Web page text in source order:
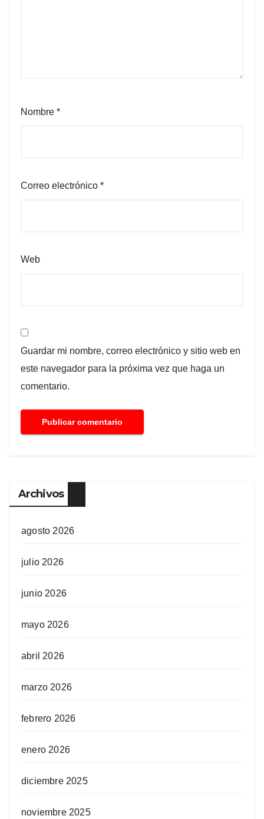
Nombre *
Correo electrónico *
Web
Guardar mi nombre, correo electrónico y sitio web en
este navegador para la próxima vez que haga un
comentario.
Archivos
agosto 2026
julio 2026
junio 2026
mayo 2026
abril 2026
marzo 2026
febrero 2026
enero 2026
diciembre 2025
noviembre 2025